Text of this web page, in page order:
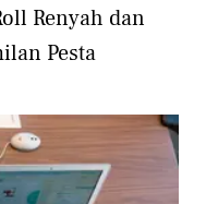
Renyah dan
Pesta